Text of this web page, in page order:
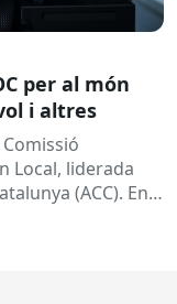
per al món
i altres
Local, liderada
(ACC). En